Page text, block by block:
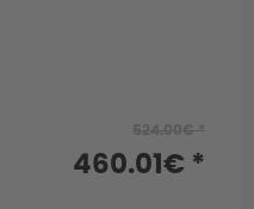
460.01€ *